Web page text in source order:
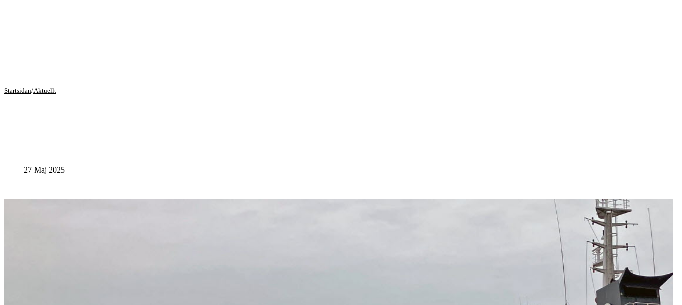
Startsidan/Aktuellt
27 Maj 2025